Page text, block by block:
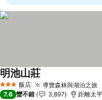
3 星級 飯店 導覽森林與湖泊之旅
明池山莊
7.6 蠻不錯 3,897 距離太